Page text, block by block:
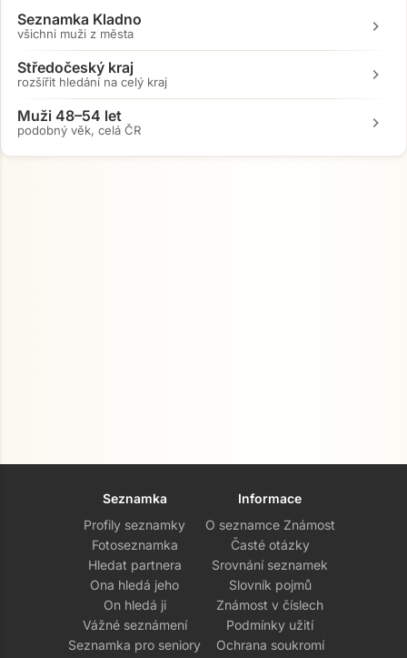
Seznamka Kladno
všichni muži z města chevron_right
Středočeský kraj
rozšířit hledání na celý kraj chevron_right
Muži 48–54 let
podobný věk, celá ČR chevron_right
Seznamka
Profily seznamky
Fotoseznamka
Hledat partnera
Ona hledá jeho
On hledá ji
Vážné seznámení
Seznamka pro seniory
Informace
O seznamce Známost
Časté otázky
Srovnání seznamek
Slovník pojmů
Známost v číslech
Podmínky užití
Ochrana soukromí